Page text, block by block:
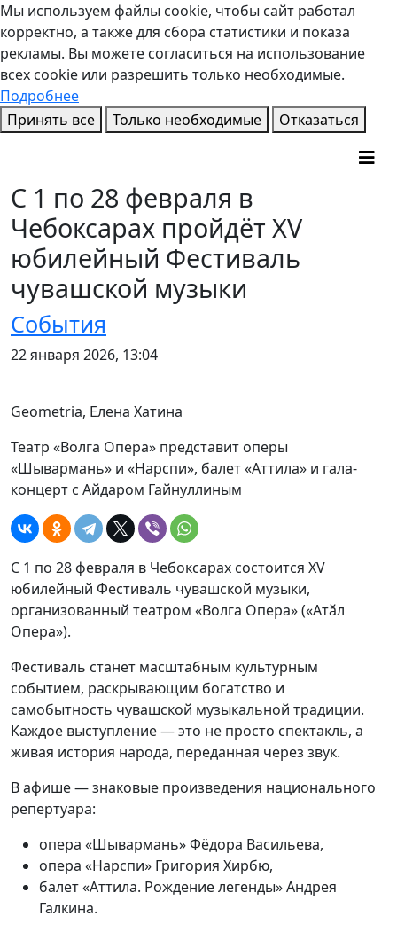
Мы используем файлы cookie, чтобы сайт работал
корректно, а также для сбора статистики и показа
рекламы. Вы можете согласиться на использование
всех cookie или разрешить только необходимые.
Подробнее
Принять все
Только необходимые Отказаться
С 1 по 28 февраля в
Чебоксарах пройдёт XV
юбилейный Фестиваль
чувашской музыки
События
22 января 2026, 13:04
Geometria, Елена Хатина
Театр «Волга Опера» представит оперы
«Шывармань» и «Нарспи», балет «Аттила» и гала-
концерт с Айдаром Гайнуллиным
С 1 по 28 февраля в Чебоксарах состоится XV
юбилейный Фестиваль чувашской музыки,
организованный театром «Волга Опера» («Атӑл
Опера»).
Фестиваль станет масштабным культурным
событием, раскрывающим богатство и
самобытность чувашской музыкальной традиции.
Каждое выступление — это не просто спектакль, а
живая история народа, переданная через звук.
В афише — знаковые произведения национального
репертуара:
опера «Шывармань» Фёдора Васильева,
опера «Нарспи» Григория Хирбю,
балет «Аттила. Рождение легенды» Андрея
Галкина.